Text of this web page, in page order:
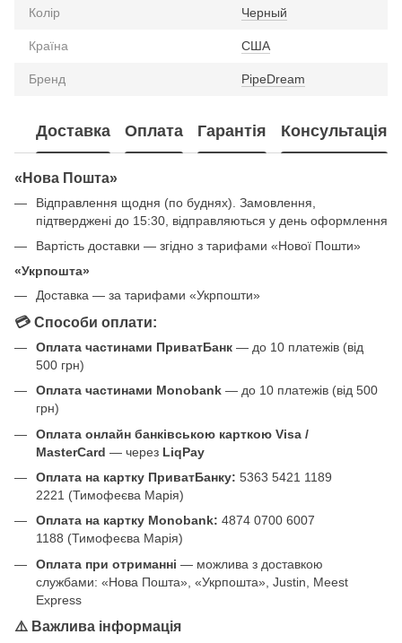
Колір Черный
Країна США
Бренд PipeDream
Доставка Оплата Гарантія Консультація
«Нова Пошта»
Відправлення щодня (по буднях). Замовлення,
підтверджені до 15:30, відправляються у день оформлення
Вартість доставки — згідно з тарифами «Нової Пошти»
«Укрпошта»
Доставка — за тарифами «Укрпошти»
💳 Способи оплати:
Оплата частинами ПриватБанк — до 10 платежів (від
500 грн)
Оплата частинами Monobank — до 10 платежів (від 500
грн)
Оплата онлайн банківською карткою Visa /
MasterCard — через LiqPay
Оплата на картку ПриватБанку: 5363 5421 1189
2221 (Тимофеєва Марія)
Оплата на картку Monobank: 4874 0700 6007
1188 (Тимофеєва Марія)
Оплата при отриманні — можлива з доставкою
службами: «Нова Пошта», «Укрпошта», Justin, Meest
Express
⚠️ Важлива інформація